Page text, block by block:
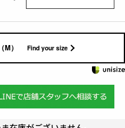
） Find your size